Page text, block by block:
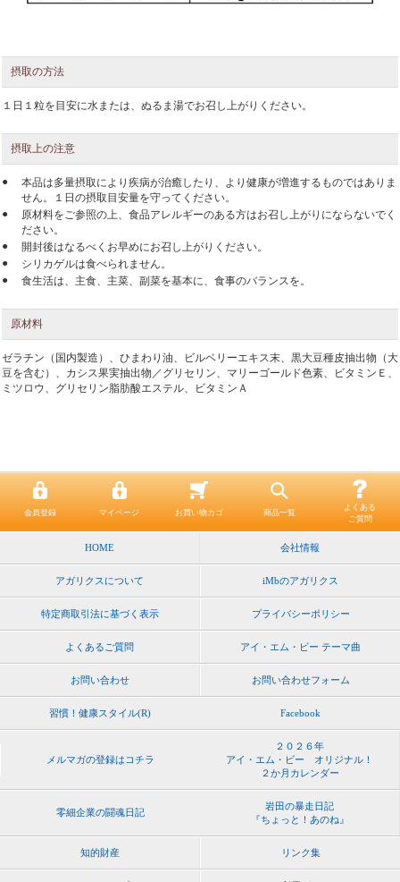
摂取の方法
１日１粒を目安に水または、ぬるま湯でお召し上がりください。
摂取上の注意
●
本品は多量摂取により疾病が治癒したり、より健康が増進するものではありま
せん。１日の摂取目安量を守ってください。
●
原材料をご参照の上、食品アレルギーのある方はお召し上がりにならないでく
ださい。
●
開封後はなるべくお早めにお召し上がりください。
●
シリカゲルは食べられません。
●
食生活は、主食、主菜、副菜を基本に、食事のバランスを。
原材料
ゼラチン（国内製造）、ひまわり油、ビルベリーエキス末、黒大豆種皮抽出物（大
豆を含む）、カシス果実抽出物／グリセリン、マリーゴールド色素、ビタミンＥ、
ミツロウ、グリセリン脂肪酸エステル、ビタミンＡ
会員登録 マイページ お買い物カゴ 商品一覧
よくある
ご質問
HOME 会社情報
アガリクスについて iMbのアガリクス
特定商取引法に基づく表示 プライバシーポリシー
よくあるご質問 アイ・エム・ビー テーマ曲
お問い合わせ お問い合わせフォーム
習慣！健康スタイル(R) Facebook
メルマガの登録はコチラ
２０２６年
アイ・エム・ビー オリジナル！
２か月カレンダー
零細企業の闘魂日記
岩田の暴走日記
『ちょっと！あのね』
知的財産 リンク集